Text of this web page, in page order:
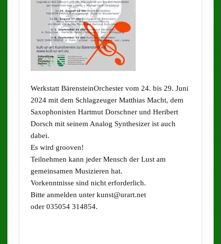
Werkstatt BärensteinOrchester vom 24. bis 29. Juni
2024 mit dem Schlagzeuger Matthias Macht, dem
Saxophonisten Hartmut Dorschner und Heribert
Dorsch mit seinem Analog Synthesizer ist auch
dabei.
Es wird grooven!
Teilnehmen kann jeder Mensch der Lust am
gemeinsamen Musizieren hat.
Vorkenntnisse sind nicht erforderlich.
Bitte anmelden unter kunst@urart.net
oder 035054 314854.